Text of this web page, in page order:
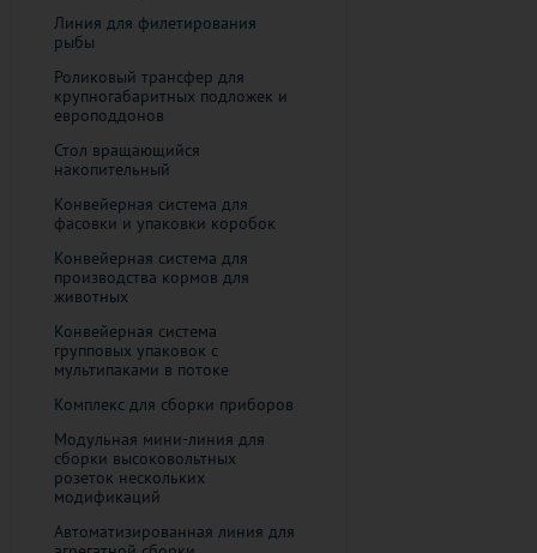
Линия для филетирования
рыбы
Роликовый трансфер для
крупногабаритных подложек и
европоддонов
Стол вращающийся
накопительный
Конвейерная система для
фасовки и упаковки коробок
Конвейерная система для
производства кормов для
животных
Конвейерная система
групповых упаковок с
мультипаками в потоке
Комплекс для сборки приборов
Модульная мини-линия для
сборки высоковольтных
розеток нескольких
модификаций
Автоматизированная линия для